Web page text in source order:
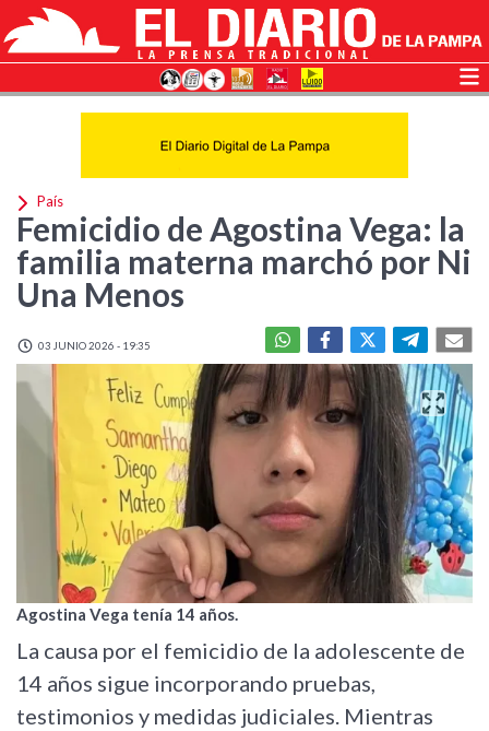
País
Femicidio de Agostina Vega: la
familia materna marchó por Ni
Una Menos
03 JUNIO 2026 - 19:35
Agostina Vega tenía 14 años.
La causa por el femicidio de la adolescente de
14 años sigue incorporando pruebas,
testimonios y medidas judiciales. Mientras